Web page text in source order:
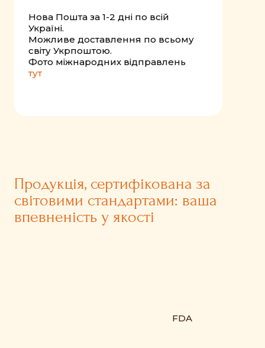
Нова Пошта за 1-2 дні по всій
Україні.
Можливе доставлення по всьому
світу Укрпоштою.
Фото міжнародних відправлень
тут
FDA
Продукція, сертифікована за
світовими стандартами: ваша
впевненість у якості